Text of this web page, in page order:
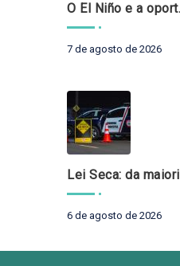
O El Niño e a oportunidade de fortalecer o controle externo das políticas climáticas
7 de agosto de 2026
Lei Seca: da maioridade à maturidade
6 de agosto de 2026